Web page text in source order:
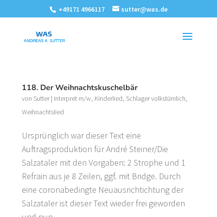
+49171 4966117 sutter@was.de
118. Der Weihnachtskuschelbär
von Sutter| Interpret m/w, Kinderlied, Schlager volkstümlich,
Weihnachtslied
Ursprünglich war dieser Text eine
Auftragsproduktion für André Steiner/Die
Salzataler mit den Vorgaben: 2 Strophe und 1
Refrain aus je 8 Zeilen, ggf. mit Bridge. Durch
eine coronabedingte Neuausrichtichtung der
Salzataler ist dieser Text wieder frei geworden